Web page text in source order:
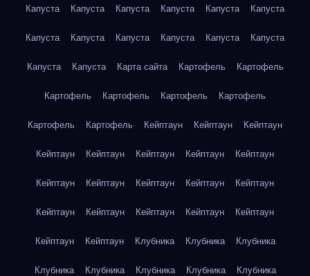
Капуста Капуста Капуста Капуста Капуста Капуста
Капуста Капуста Капуста Капуста Капуста Капуста
Капуста Капуста Карта сайта Картофель Картофель
Картофель Картофель Картофель Картофель
Картофель Картофель Кейптаун Кейптаун Кейптаун
Кейптаун Кейптаун Кейптаун Кейптаун Кейптаун
Кейптаун Кейптаун Кейптаун Кейптаун Кейптаун
Кейптаун Кейптаун Кейптаун Кейптаун Кейптаун
Кейптаун Кейптаун Клубника Клубника Клубника
Клубника Клубника Клубника Клубника Клубника